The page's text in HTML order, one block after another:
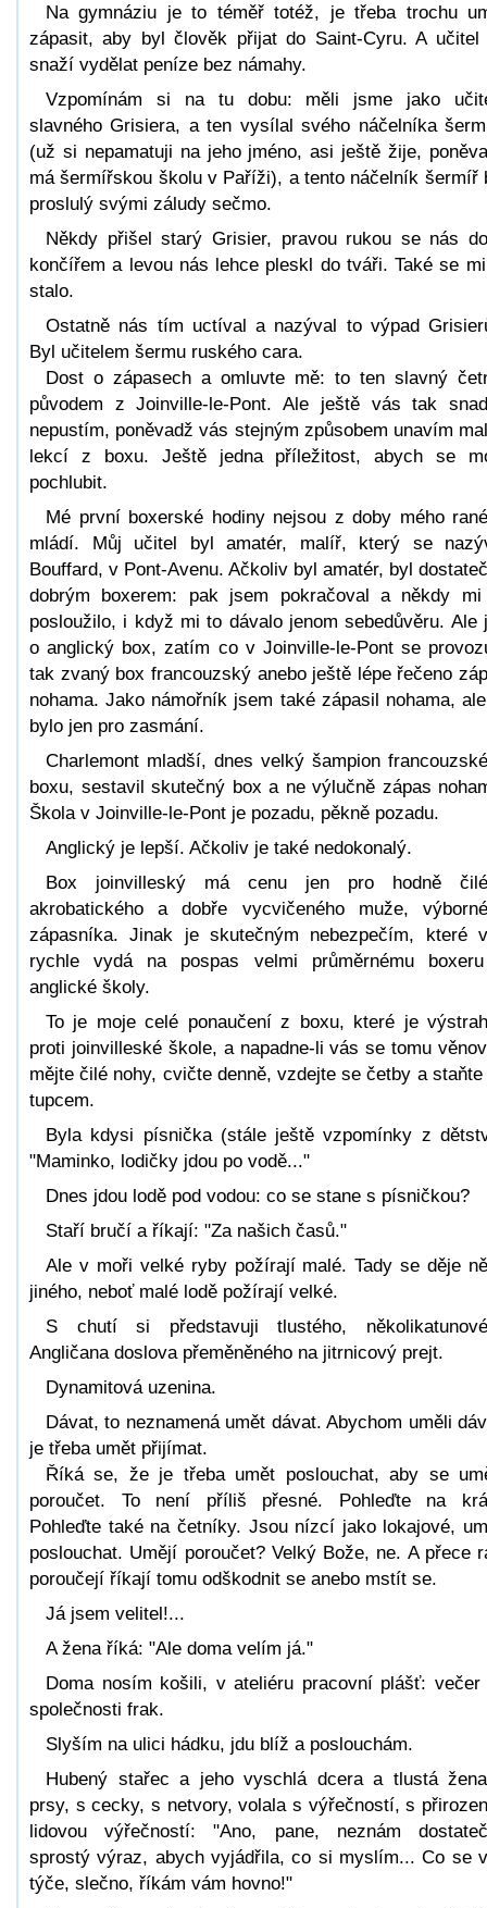
Na gymnáziu je to téměř totéž, je třeba trochu
zápasit, aby byl člověk přijat do Saint-Cyru. A učitel
snaží vydělat peníze bez námahy.
Vzpomínám si na tu dobu: měli jsme jako
slavného Grisiera, a ten vysílal svého náčelníka
(už si nepamatuji na jeho jméno, asi ještě žije,
má šermířskou školu v Paříži), a tento náčelník šermíř
proslulý svými záludy sečmo.
Někdy přišel starý Grisier, pravou rukou se nás
končířem a levou nás lehce pleskl do tváři. Také se
stalo.
Ostatně nás tím uctíval a nazýval to výpad
Byl učitelem šermu ruského cara.
Dost o zápasech a omluvte mě: to ten slavný
původem z Joinville-le-Pont. Ale ještě vás tak
nepustím, poněvadž vás stejným způsobem unavím
lekcí z boxu. Ještě jedna příležitost, abych se
pochlubit.
Mé první boxerské hodiny nejsou z doby mého
mládí. Můj učitel byl amatér, malíř, který se
Bouffard, v Pont-Avenu. Ačkoliv byl amatér, byl
dobrým boxerem: pak jsem pokračoval a někdy
posloužilo, i když mi to dávalo jenom sebedůvěru. Ale
o anglický box, zatím co v Joinville-le-Pont se
tak zvaný box francouzský anebo ještě lépe řečeno
nohama. Jako námořník jsem také zápasil nohama,
bylo jen pro zasmání.
Charlemont mladší, dnes velký šampion
boxu, sestavil skutečný box a ne výlučně zápas
Škola v Joinville-le-Pont je pozadu, pěkně pozadu.
Anglický je lepší. Ačkoliv je také nedokonalý.
Box joinvilleský má cenu jen pro hodně
akrobatického a dobře vycvičeného muže,
zápasníka. Jinak je skutečným nebezpečím, které
rychle vydá na pospas velmi průměrnému
anglické školy.
To je moje celé ponaučení z boxu, které je
proti joinvilleské škole, a napadne-li vás se tomu
mějte čilé nohy, cvičte denně, vzdejte se četby a staňte
tupcem.
Byla kdysi písnička (stále ještě vzpomínky z
"Maminko, lodičky jdou po vodě..."
Dnes jdou lodě pod vodou: co se stane s písničkou?
Staří bručí a říkají: "Za našich časů."
Ale v moři velké ryby požírají malé. Tady se děje
jiného, neboť malé lodě požírají velké.
S chutí si představuji tlustého,
Angličana doslova přeměněného na jitrnicový prejt.
Dynamitová uzenina.
Dávat, to neznamená umět dávat. Abychom uměli
je třeba umět přijímat.
Říká se, že je třeba umět poslouchat, aby se
poroučet. To není příliš přesné. Pohleďte na
Pohleďte také na četníky. Jsou nízcí jako lokajové,
poslouchat. Umějí poroučet? Velký Bože, ne. A přece
poroučejí říkají tomu odškodnit se anebo mstít se.
Já jsem velitel!...
A žena říká: "Ale doma velím já."
Doma nosím košili, v ateliéru pracovní plášť: večer
společnosti frak.
Slyším na ulici hádku, jdu blíž a poslouchám.
Hubený stařec a jeho vyschlá dcera a tlustá
prsy, s cecky, s netvory, volala s výřečností, s
lidovou výřečností: "Ano, pane, neznám
sprostý výraz, abych vyjádřila, co si myslím... Co se
týče, slečno, říkám vám hovno!"